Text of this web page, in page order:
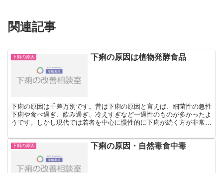
関連記事
下痢の原因 下痢の原因は植物発酵食品
下痢の原因は千差万別です。昔は下痢の原因と言えば、細菌性の急性
下痢や食べ過ぎ、飲み過ぎ、冷えすぎなど一過性のものが多かったよ
うです。しかし現代では若者を中心に慢性的に下痢が続く方が非常に
下痢の原因 下痢の原因・自然毒食中毒